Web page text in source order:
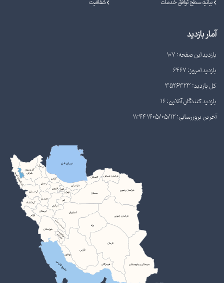
بیانیه سطح توافق خدمات
شفافیت
آمار بازدید
بازدید این صفحه: 107
بازدید امروز: 6467
کل بازدید: 3526323
بازدید کنندگان آنلاین: 16
آخرین بروزرسانی: 1405/05/12 11:44